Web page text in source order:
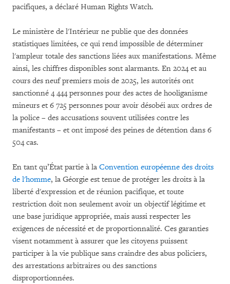
pacifiques, a déclaré Human Rights Watch.
Le ministère de l'Intérieur ne publie que des données
statistiques limitées, ce qui rend impossible de déterminer
l'ampleur totale des sanctions liées aux manifestations. Même
ainsi, les chiffres disponibles sont alarmants. En 2024 et au
cours des neuf premiers mois de 2025, les autorités ont
sanctionné 4 444 personnes pour des actes de hooliganisme
mineurs et 6 725 personnes pour avoir désobéi aux ordres de
la police – des accusations souvent utilisées contre les
manifestants – et ont imposé des peines de détention dans 6
504 cas.
En tant qu’État partie à la Convention européenne des droits
de l'homme, la Géorgie est tenue de protéger les droits à la
liberté d'expression et de réunion pacifique, et toute
restriction doit non seulement avoir un objectif légitime et
une base juridique appropriée, mais aussi respecter les
exigences de nécessité et de proportionnalité. Ces garanties
visent notamment à assurer que les citoyens puissent
participer à la vie publique sans craindre des abus policiers,
des arrestations arbitraires ou des sanctions
disproportionnées.